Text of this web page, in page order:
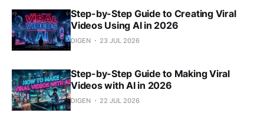
Step-by-Step Guide to Creating Viral
Videos Using AI in 2026
DIGEN 23 JUL 2026
Step-by-Step Guide to Making Viral
Videos with AI in 2026
DIGEN 22 JUL 2026